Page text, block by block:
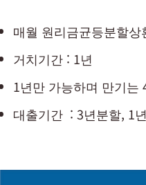
매월 원리금균등분할
거치기간 : 1년
1년만 가능하며 만기는
대출기간 : 3년분할, 1